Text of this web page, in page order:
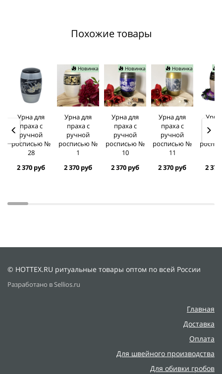
Похожие товары
Урна для
праха с
ручной
росписью №
28
2 370 руб
Новинка
Урна для
праха с
ручной
росписью №
1
2 370 руб
Новинка
Урна для
праха с
ручной
росписью №
10
2 370 руб
Новинка
Урна для
праха с
ручной
росписью №
11
2 370 руб
Урна
2
© HOTTEX.RU ритуальные товары оптом по всей России
Разработано в Sellios.ru
Главная
Доставка
Оплата
Для швейного производства
Для обивки гробов